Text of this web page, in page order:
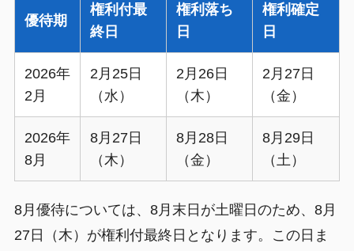
優待期
権利付最
終日
権利落ち
日
権利確定
日
2026年
2月
2月25日
（水）
2月26日
（木）
2月27日
（金）
2026年
8月
8月27日
（木）
8月28日
（金）
8月29日
（土）
8月優待については、8月末日が土曜日のため、8月
27日（木）が権利付最終日となります。この日ま